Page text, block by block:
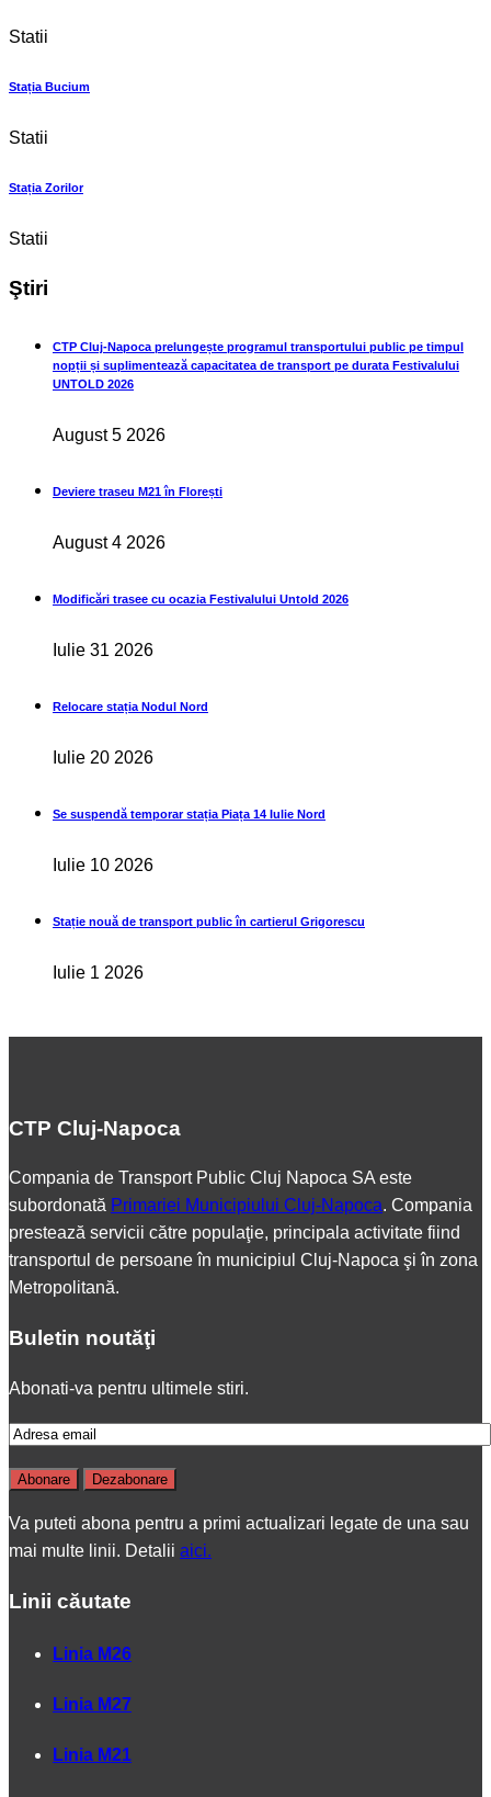
Statii
Stația Bucium
Statii
Stația Zorilor
Statii
Ştiri
CTP Cluj-Napoca prelungește programul transportului public pe timpul
nopții și suplimentează capacitatea de transport pe durata Festivalului
UNTOLD 2026
August 5 2026
Deviere traseu M21 în Florești
August 4 2026
Modificări trasee cu ocazia Festivalului Untold 2026
Iulie 31 2026
Relocare stația Nodul Nord
Iulie 20 2026
Se suspendă temporar stația Piața 14 Iulie Nord
Iulie 10 2026
Stație nouă de transport public în cartierul Grigorescu
Iulie 1 2026
CTP Cluj-Napoca
Compania de Transport Public Cluj Napoca SA este
subordonată Primariei Municipiului Cluj-Napoca. Compania
prestează servicii către populaţie, principala activitate fiind
transportul de persoane în municipiul Cluj-Napoca şi în zona
Metropolitană.
Buletin noutăţi
Abonati-va pentru ultimele stiri.
Va puteti abona pentru a primi actualizari legate de una sau
mai multe linii. Detalii aici.
Linii căutate
Linia M26
Linia M27
Linia M21